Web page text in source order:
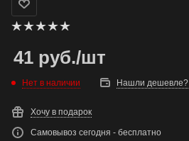
41 руб./шт
Нет в наличии Нашли дешевле?
Хочу в подарок
Самовывоз сегодня - бесплатно